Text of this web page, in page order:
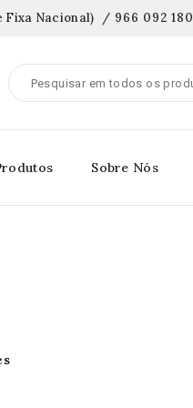
Fixa Nacional) / 966 092 180
Sobre Nós